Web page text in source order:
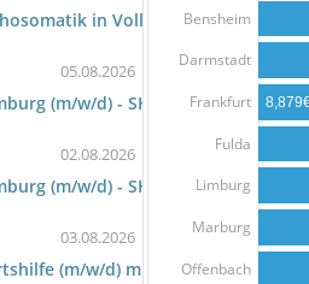
Bensheim
Darmstadt
Frankfurt
Fulda
Limburg
Marburg
Offenbach
in Vollzeit (m/w/d)
05.08.2026
(m/w/d) - SHC-306-1270-MS
02.08.2026
(m/w/d) - SHC-306-1270-MS
03.08.2026
(m/w/d) mit Aussicht auf das